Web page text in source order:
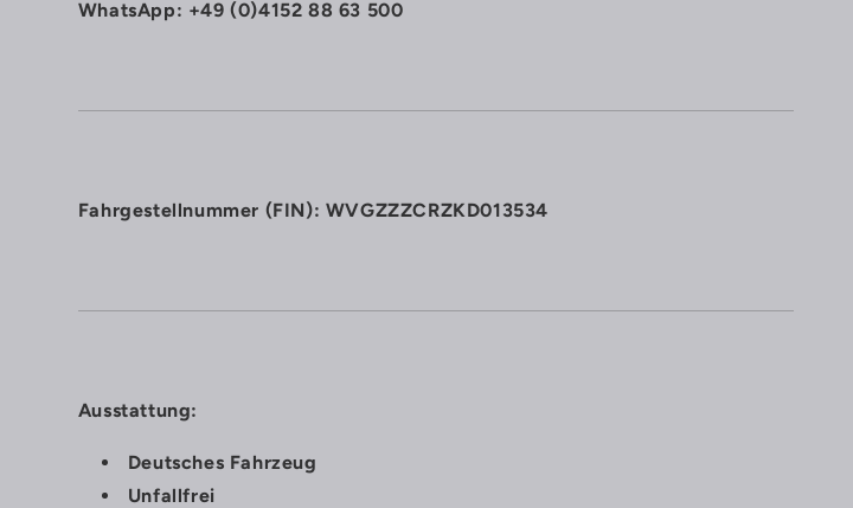
WhatsApp: +49 (0)4152 88 63 500
Fahrgestellnummer (FIN): WVGZZZCRZKD013534
Ausstattung:
Deutsches Fahrzeug
Unfallfrei